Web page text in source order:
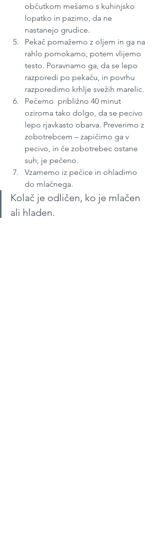
občutkom mešamo s kuhinjsko
lopatko in pazimo, da ne
nastanejo grudice.
Pekač pomažemo z oljem in ga na
rahlo pomokamo, potem vlijemo
testo. Poravnamo ga, da se lepo
razporedi po pekaču, in povrhu
razporedimo krhlje svežih marelic.
Pečemo  približno 40 minut
oziroma tako dolgo, da se pecivo
lepo rjavkasto obarva. Preverimo z
zobotrebcem – zapičimo ga v
pecivo, in če zobotrebec ostane
suh, je pečeno.
Vzamemo iz pečice in ohladimo
do mlačnega.
Kolač je odličen, ko je mlačen
ali hladen.